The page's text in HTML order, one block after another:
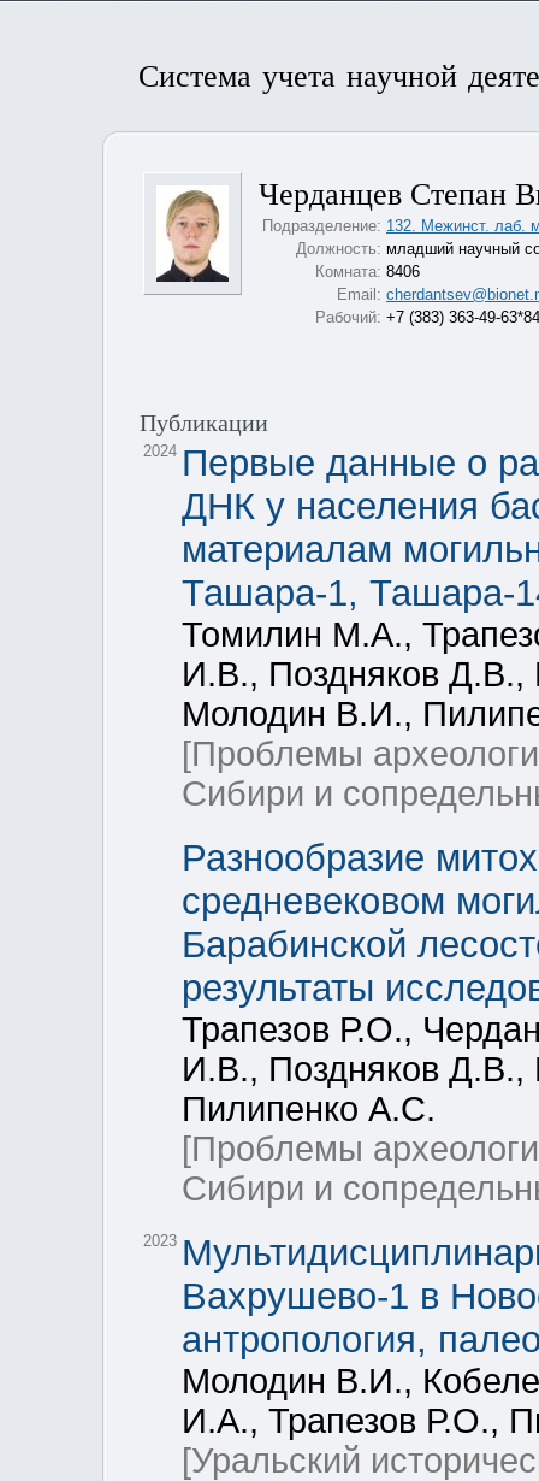
Система учета научной
Черданцев Степан
Подразделение: 132. Межинст. лаб.
Должность: младший научный
Комната: 8406
Email:
Рабочий: +7 (383) 363-49-
Публикации
2024 Первые данные о
ДНК у населения
материалам
Ташара-1, Ташара-
Томилин М.А.,
И.В., Поздняков
Молодин В.И.,
[Проблемы
Сибири и
Разнообразие
средневековом
Барабинской
результаты
Трапезов Р.О.,
И.В., Поздняков
Пилипенко А.С.
[Проблемы
Сибири и
2023
Вахрушево-1 в
антропология,
Молодин В.И.,
И.А., Трапезов Р.О.,
[Уральский